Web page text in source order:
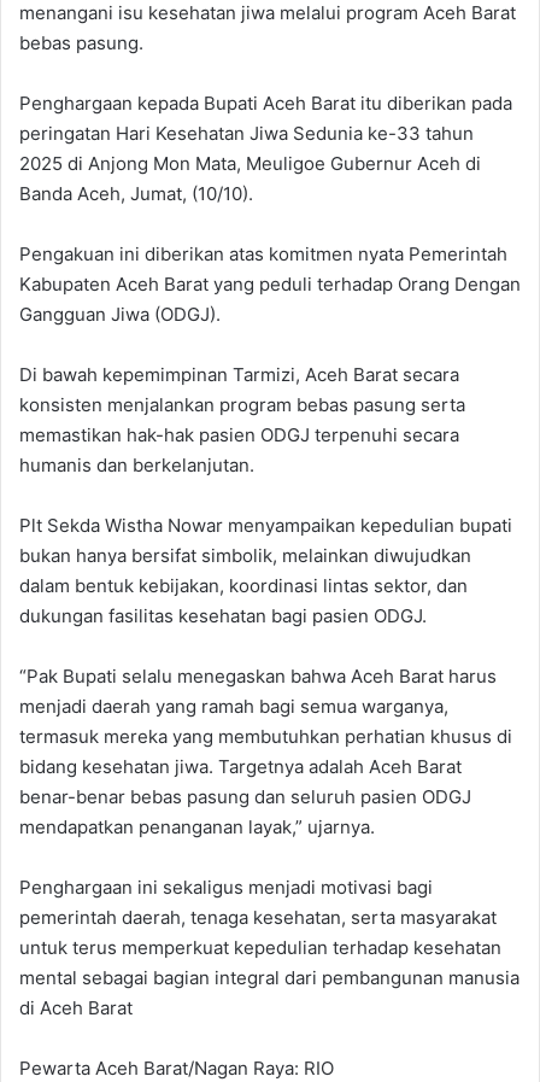
menangani isu kesehatan jiwa melalui program Aceh Barat
bebas pasung.
Penghargaan kepada Bupati Aceh Barat itu diberikan pada
peringatan Hari Kesehatan Jiwa Sedunia ke-33 tahun
2025 di Anjong Mon Mata, Meuligoe Gubernur Aceh di
Banda Aceh, Jumat, (10/10).
Pengakuan ini diberikan atas komitmen nyata Pemerintah
Kabupaten Aceh Barat yang peduli terhadap Orang Dengan
Gangguan Jiwa (ODGJ).
Di bawah kepemimpinan Tarmizi, Aceh Barat secara
konsisten menjalankan program bebas pasung serta
memastikan hak-hak pasien ODGJ terpenuhi secara
humanis dan berkelanjutan.
Plt Sekda Wistha Nowar menyampaikan kepedulian bupati
bukan hanya bersifat simbolik, melainkan diwujudkan
dalam bentuk kebijakan, koordinasi lintas sektor, dan
dukungan fasilitas kesehatan bagi pasien ODGJ.
“Pak Bupati selalu menegaskan bahwa Aceh Barat harus
menjadi daerah yang ramah bagi semua warganya,
termasuk mereka yang membutuhkan perhatian khusus di
bidang kesehatan jiwa. Targetnya adalah Aceh Barat
benar-benar bebas pasung dan seluruh pasien ODGJ
mendapatkan penanganan layak,” ujarnya.
Penghargaan ini sekaligus menjadi motivasi bagi
pemerintah daerah, tenaga kesehatan, serta masyarakat
untuk terus memperkuat kepedulian terhadap kesehatan
mental sebagai bagian integral dari pembangunan manusia
di Aceh Barat
Pewarta Aceh Barat/Nagan Raya: RIO